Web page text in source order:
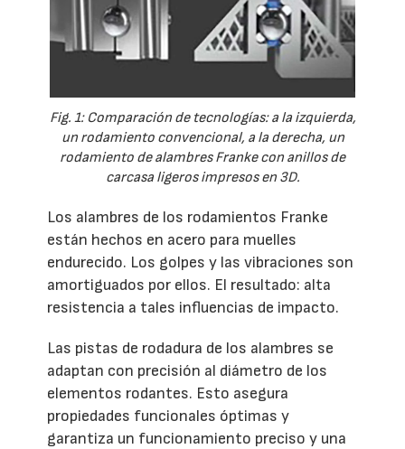
Fig. 1: Comparación de tecnologías: a la izquierda,
un rodamiento convencional, a la derecha, un
rodamiento de alambres Franke con anillos de
carcasa ligeros impresos en 3D.
Los alambres de los rodamientos Franke
están hechos en acero para muelles
endurecido. Los golpes y las vibraciones son
amortiguados por ellos. El resultado: alta
resistencia a tales influencias de impacto.
Las pistas de rodadura de los alambres se
adaptan con precisión al diámetro de los
elementos rodantes. Esto asegura
propiedades funcionales óptimas y
garantiza un funcionamiento preciso y una